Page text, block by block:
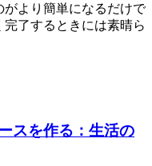
がより簡単になるだけで
了するときには素晴ら
スを作る：生活の